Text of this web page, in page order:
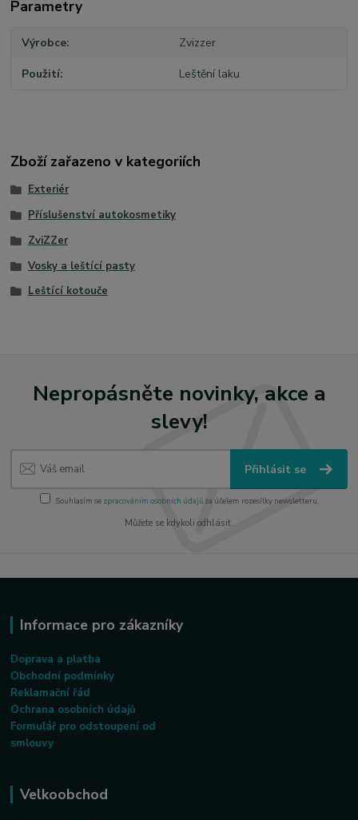
Parametry
Výrobce Zvizzer
Použití Leštění laku
Zboží zařazeno v kategoriích
Exteriér
Příslušenství autokosmetiky
ZviZZer
Vosky a leštící pasty
Leštící kotouče
Nepropásněte novinky, akce a
slevy!
Přihlásit se
Souhlasím se zpracováním osobních údajůza účelem rozesílky newsletteru.
Můžete se kdykoli odhlásit.
Informace pro zákazníky
Doprava a platba
Obchodní podmínky
Reklamační řád
Ochrana osobních údajů
Formulář pro odstoupení od
smlouvy
Velkoobchod